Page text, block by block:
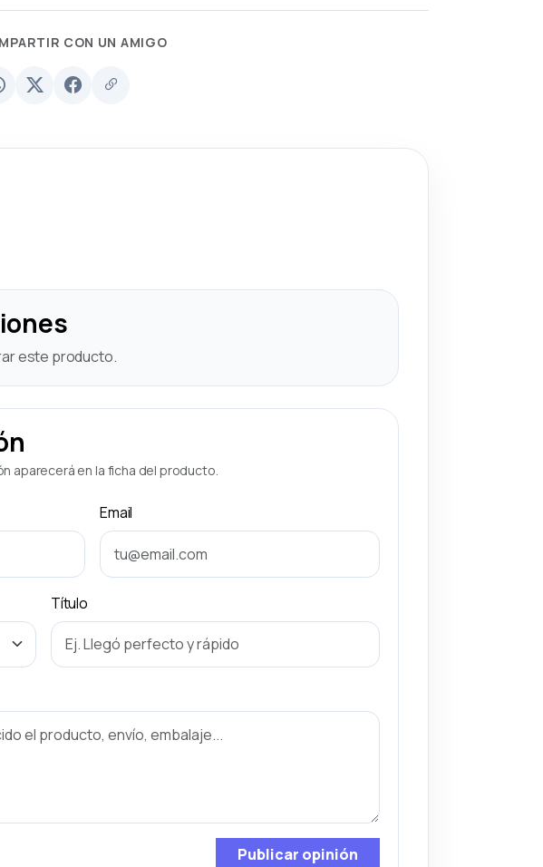
CON UN AMIGO
este producto.
aparecerá en la ficha del producto.
Email
Título
Publicar opinión